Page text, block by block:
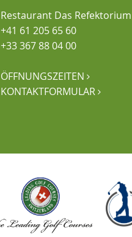
Restaurant Das Refektorium
+41 61 205 65 60
+33 367 88 04 00
ÖFFNUNGSZEITEN 
KONTAKTFORMULAR 